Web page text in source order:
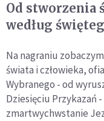
Od stworzenia
według
Na nagraniu
świata i człowieka,
Wybranego - od
Dziesięciu Przykazań
zmartwychwstanie